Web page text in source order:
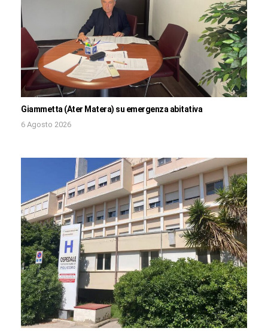
Giammetta (Ater Matera) su emergenza abitativa
6 Agosto 2026